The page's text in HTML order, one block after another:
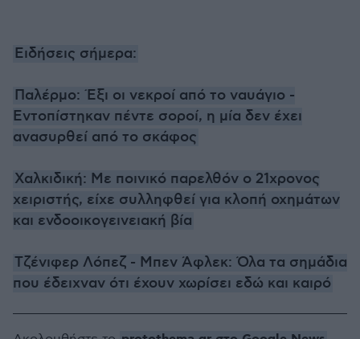
Ειδήσεις σήμερα:
Παλέρμο: Έξι οι νεκροί από το ναυάγιο -
Εντοπίστηκαν πέντε σοροί, η μία δεν έχει
ανασυρθεί από το σκάφος
Χαλκιδική: Με ποινικό παρελθόν ο 21χρονος
χειριστής, είχε συλληφθεί για κλοπή οχημάτων
και ενδοοικογεινειακή βία
Τζένιφερ Λόπεζ - Μπεν Άφλεκ: Όλα τα σημάδια
που έδειχναν ότι έχουν χωρίσει εδώ και καιρό